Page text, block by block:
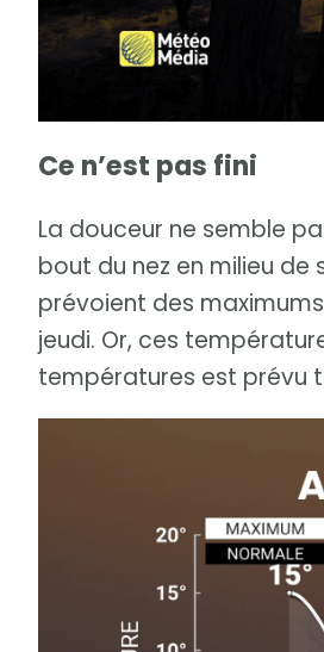
Ce n’est pas fini
La douceur ne semble
bout du nez en milieu de
prévoient des
jeudi. Or, ces
températures est prévu